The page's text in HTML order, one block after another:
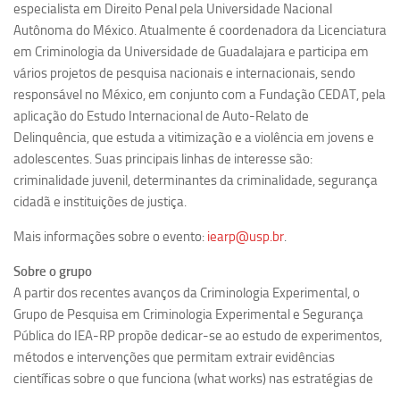
Professor Sênior
Professores Seniores Encerrados
Institucional
Equipe
Estrutura do polo
Espaço de Eventos
Ciência Por Elas
Pint of Science
União Pró-Vacina
USP Analisa
especialista em Direito Penal pela Universidade Nacional
Autônoma do México. Atualmente é coordenadora da Licenciatura
em Criminologia da Universidade de Guadalajara e participa em
vários projetos de pesquisa nacionais e internacionais, sendo
responsável no México, em conjunto com a Fundação CEDAT, pela
aplicação do Estudo Internacional de Auto-Relato de
Delinquência, que estuda a vitimização e a violência em jovens e
adolescentes. Suas principais linhas de interesse são:
criminalidade juvenil, determinantes da criminalidade, segurança
cidadã e instituições de justiça.
Mais informações sobre o evento: iearp@usp.br.
Sobre o grupo
A partir dos recentes avanços da Criminologia Experimental, o
Grupo de Pesquisa em Criminologia Experimental e Segurança
Pública do IEA-RP propõe dedicar-se ao estudo de experimentos,
métodos e intervenções que permitam extrair evidências
científicas sobre o que funciona (what works) nas estratégias de